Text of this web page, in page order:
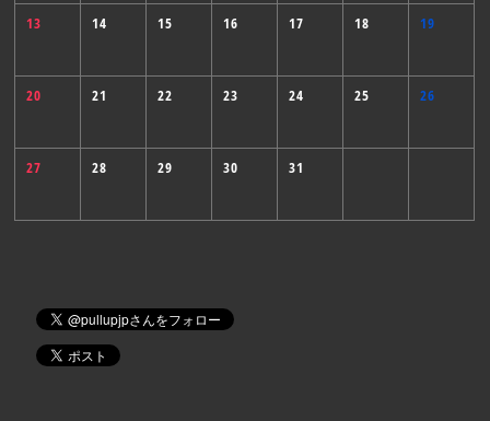
13 14 15 16 17 18 19
20 21 22 23 24 25 26
27 28 29 30 31